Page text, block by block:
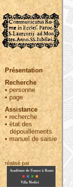
Présentation
Recherche
• personne
•page
Assistance
• recherche
•état des
dépouillements
•manuel de saisie
réalisé par :